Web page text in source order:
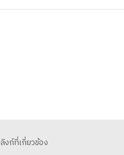
ลิงก์ที่เกี่ยวข้อง